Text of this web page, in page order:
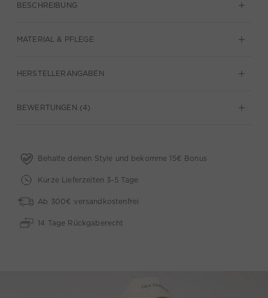
BESCHREIBUNG
MATERIAL & PFLEGE
HERSTELLERANGABEN
BEWERTUNGEN (4)
Behalte deinen Style und bekomme 15€ Bonus
Kurze Lieferzeiten 3-5 Tage
Ab 300€ versandkostenfrei
14 Tage Rückgaberecht